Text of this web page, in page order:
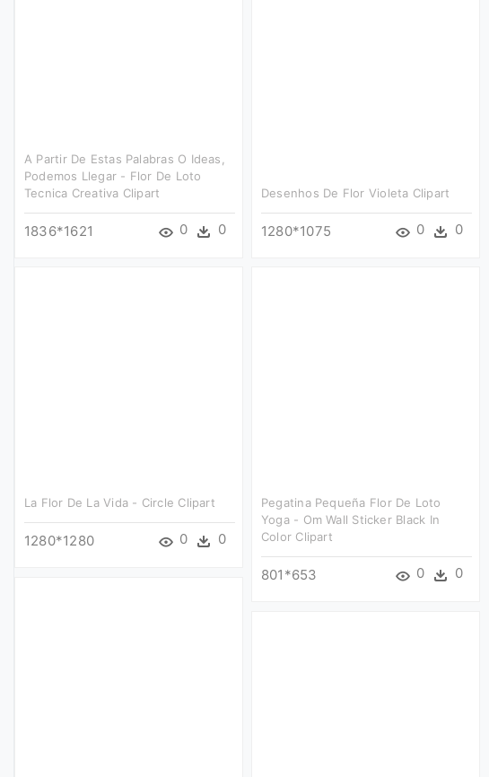
A Partir De Estas Palabras O Ideas,
Podemos Llegar - Flor De Loto
Tecnica Creativa Clipart
1836*1621 0 0
Desenhos De Flor Violeta Clipart
1280*1075 0 0
La Flor De La Vida - Circle Clipart
1280*1280 0 0
Pegatina Pequeña Flor De Loto
Yoga - Om Wall Sticker Black In
Color Clipart
801*653 0 0